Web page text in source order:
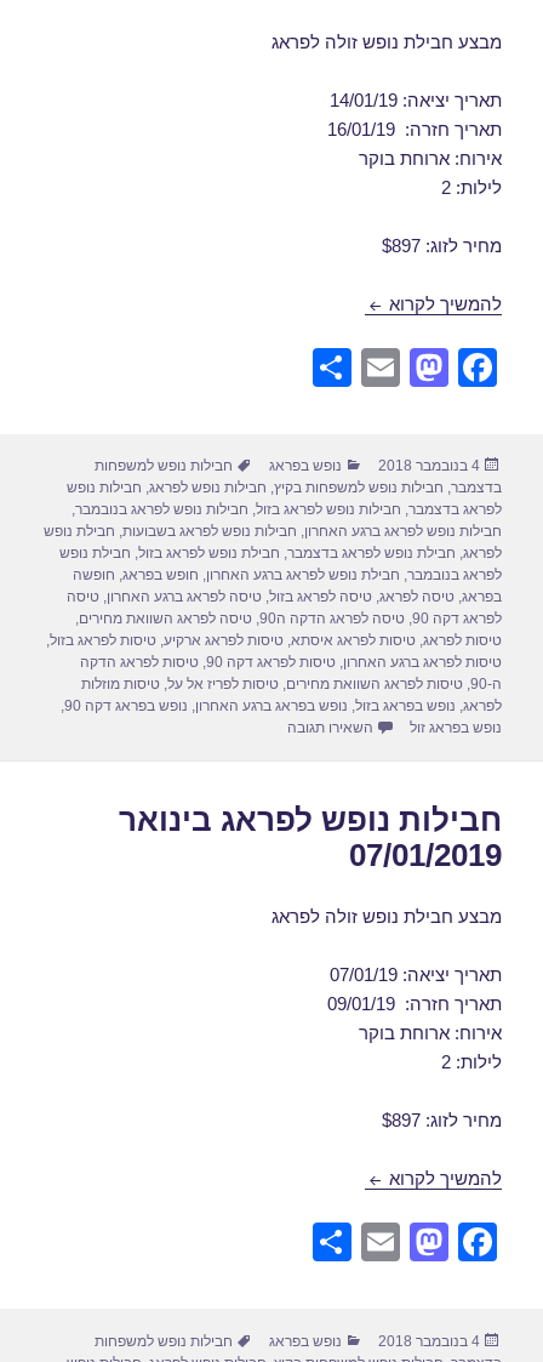
מבצע חבילת נופש זולה לפראג
תאריך יציאה: 14/01/19
תאריך חזרה: 16/01/19
אירוח: ארוחת בוקר
לילות: 2
מחיר לזוג: $897
להמשיך לקרוא חבילות נופש לפראג בינואר 14/01/2019
F
e
b
o
o
k
M
o
d
o
n
E
e
פורסם
בתאריך
4 בנובמבר 2018 קטגוריות
נופש בפראג תגיות
חבילות נופש למשפחות
בדצמבר, חבילות נופש למשפחות בקיץ, חבילות נופש לפראג, חבילות נופש
לפראג בדצמבר, חבילות נופש לפראג בזול, חבילות נופש לפראג בנובמבר,
חבילות נופש לפראג ברגע האחרון, חבילות נופש לפראג בשבועות, חבילת נופש
לפראג, חבילת נופש לפראג בדצמבר, חבילת נופש לפראג בזול, חבילת נופש
לפראג בנובמבר, חבילת נופש לפראג ברגע האחרון, חופש בפראג, חופשה
בפראג,טיסה לפראג,טיסה לפראג בזול,טיסה לפראג ברגע האחרון,טיסה
לפראג דקה 90
,טיסה לפראג הדקה ה90 ,טיסה לפראג השוואת מחירים,
טיסות לפראג,טיסות לפראג איסתא,טיסות לפראג ארקיע,טיסות לפראג בזול,
טיסות לפראג ברגע האחרון,טיסות לפראג דקה 90 ,טיסות לפראג הדקה
ה-90
,טיסות לפראג השוואת מחירים,טיסות לפריז אל על,טיסות מוזלות
לפראג, נופש בפראג בזול, נופש בפראג ברגע האחרון, נופש בפראג דקה 90
,
נופש בפראג זול
השאירו תגובה
חבילות נופש לפראג בינואר
07/01/2019
מבצע חבילת נופש זולה לפראג
תאריך יציאה: 07/01/19
תאריך חזרה: 09/01/19
אירוח: ארוחת בוקר
לילות: 2
מחיר לזוג: $897
להמשיך לקרוא חבילות נופש לפראג בינואר 07/01/2019
F
M
E
פורסם
4 בנובמבר 2018 קטגוריות
נופש בפראג תגיות
חבילות נופש למשפחות